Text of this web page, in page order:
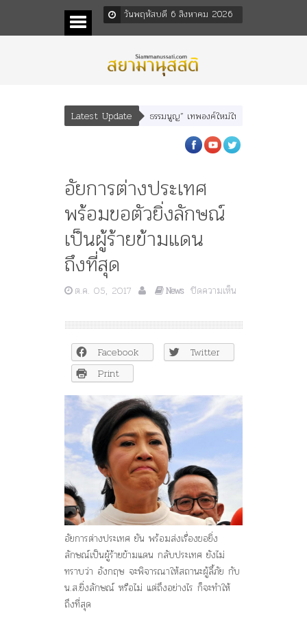
วันพฤหัสบดี 6 สิงหาคม 2026
Latest Update
หเสนา” “อรุณเทพบุตร” และ “เทพีรัฐธรรมนูญ” เทพองค์ใหม่ใน “ศิลปะคณะราษฎร”
อัยการต่างประเทศ
พร้อมขอตัวยิ่งลักษณ์
เป็นผู้ร้ายข้ามแดน
ถึงที่สุด
ต.ค. 05, 2017 News ปิดความเห็น
อัยการ
ต่าง
ประเทศ
พร้อม
ขอตัว
ยิ่ง
ลักษณ์
ผู้ร้าย
ข้าม
แดน
สุด
Facebook
Twitter
Print
อัยการต่างประเทศ ยัน พร้อมส่งเรื่องขอยิ่ง
ลักษณ์เป็นผู้ร้ายข้ามแดน กลับประเทศ ยังไม่
ทราบว่า อังกฤษ จะพิจารณาให้สถานะผู้ลี้ภัย กับ
น.ส.ยิ่งลักษณ์ หรือไม่ แต่ถึงอย่างไร ก็จะทำให้
ถึงที่สุด